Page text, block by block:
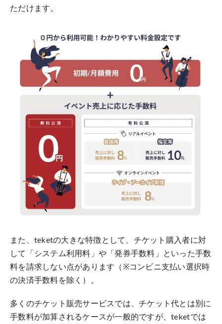
ただけます。
また、teketの大きな特徴として、チケット購入者に対
して「システム利用料」や「発券手数料」といった手数
料を請求しない点があります（※コンビニ支払い選択時
の決済手数料を除く）。
多くのチケット販売サービスでは、チケット代とは別に
手数料が加算されるケースが一般的ですが、teketでは